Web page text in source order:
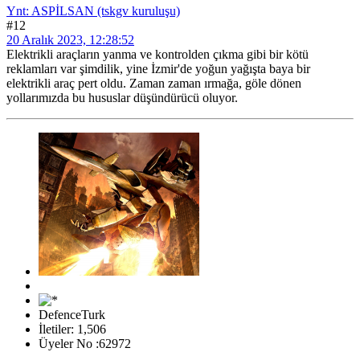
Ynt: ASPİLSAN (tskgv kuruluşu)
#12
20 Aralık 2023, 12:28:52
Elektrikli araçların yanma ve kontrolden çıkma gibi bir kötü
reklamları var şimdilik, yine İzmir'de yoğun yağışta baya bir
elektrikli araç pert oldu. Zaman zaman ırmağa, göle dönen
yollarımızda bu hususlar düşündürücü oluyor.
DefenceTurk
İletiler: 1,506
Üyeler No :62972